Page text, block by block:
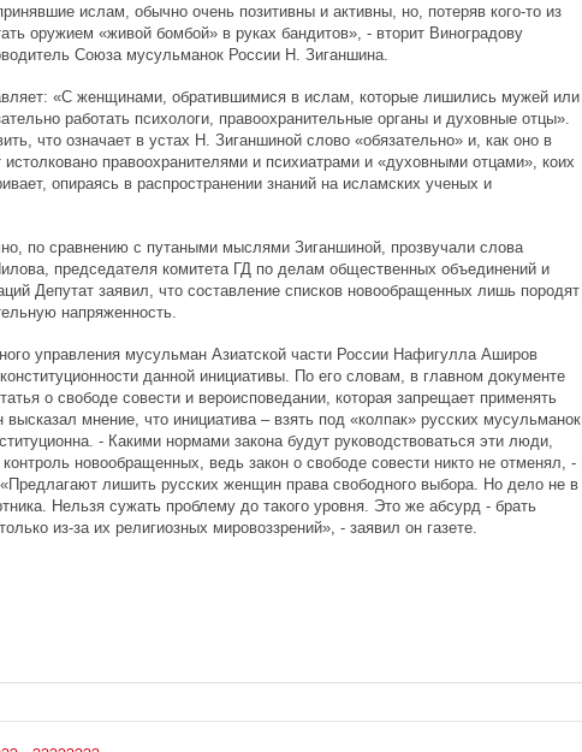
ислам, обычно очень позитивны и активны, но, потеряв кого-то из
оружием «живой бомбой» в руках бандитов», - вторит Виноградову
Союза мусульманок России Н. Зиганшина.
«С женщинами, обратившимися в ислам, которые лишились мужей или
работать психологи, правоохранительные органы и духовные отцы».
что означает в устах Н. Зиганшиной слово «обязательно» и, как оно в
истолковано правоохранителями и психиатрами и «духовными отцами», коих
опираясь в распространении знаний на исламских ученых и
по сравнению с путаными мыслями Зиганшиной, прозвучали слова
председателя комитета ГД по делам общественных объединений и
Депутат заявил, что составление списков новообращенных лишь породят
напряженность.
управления мусульман Азиатской части России Нафигулла Аширов
данной инициативы. По его словам, в главном документе
о свободе совести и вероисповедании, которая запрещает применять
мнение, что инициатива – взять под «колпак» русских мусульманок
- Какими нормами закона будут руководствоваться эти люди,
новообращенных, ведь закон о свободе совести никто не отменял, -
лишить русских женщин права свободного выбора. Но дело не в
Нельзя сужать проблему до такого уровня. Это же абсурд - брать
из-за их религиозных мировоззрений», - заявил он газете.